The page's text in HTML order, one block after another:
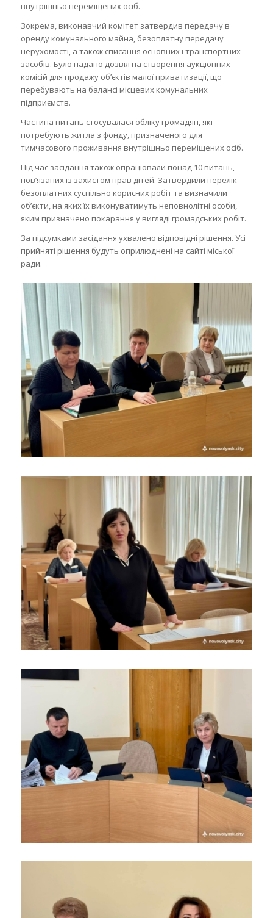
внутрішньо переміщених осіб.
Зокрема, виконавчий комітет затвердив передачу в
оренду комунального майна, безоплатну передачу
нерухомості, а також списання основних і транспортних
засобів. Було надано дозвіл на створення аукціонних
комісій для продажу об’єктів малої приватизації, що
перебувають на балансі місцевих комунальних
підприємств.
Частина питань стосувалася обліку громадян, які
потребують житла з фонду, призначеного для
тимчасового проживання внутрішньо переміщених осіб.
Під час засідання також опрацювали понад 10 питань,
пов’язаних із захистом прав дітей. Затвердили перелік
безоплатних суспільно корисних робіт та визначили
об’єкти, на яких їх виконуватимуть неповнолітні особи,
яким призначено покарання у вигляді громадських робіт.
За підсумками засідання ухвалено відповідні рішення. Усі
прийняті рішення будуть оприлюднені на сайті міської
ради.